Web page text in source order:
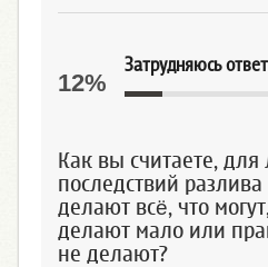
Затрудняюсь
12%
Как вы считаете,
последствий разлива
делают всё, что
делают мало или
не делают?